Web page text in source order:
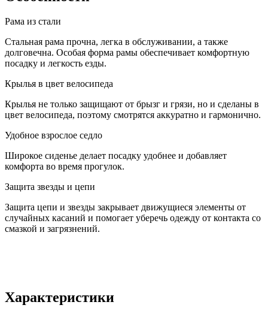
Рама из стали
Стальная рама прочна, легка в обслуживании, а также
долговечна. Особая форма рамы обеспечивает комфортную
посадку и легкость езды.
Крылья в цвет велосипеда
Крылья не только защищают от брызг и грязи, но и сделаны в
цвет велосипеда, поэтому смотрятся аккуратно и гармонично.
Удобное взрослое седло
Широкое сиденье делает посадку удобнее и добавляет
комфорта во время прогулок.
Защита звезды и цепи
Защита цепи и звезды закрывает движущиеся элементы от
случайных касаний и помогает уберечь одежду от контакта со
смазкой и загрязнений.
Характеристики